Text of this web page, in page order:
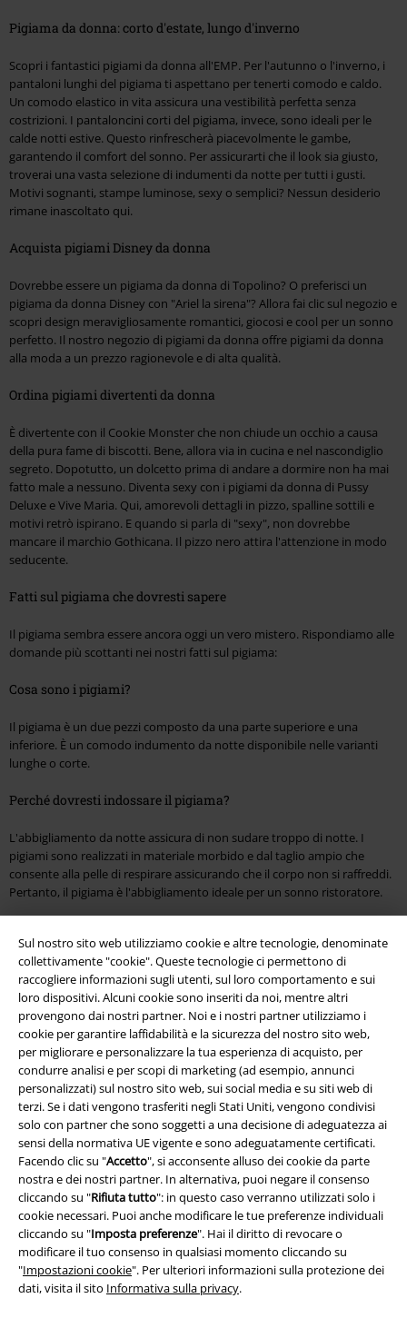
Sul nostro sito web utilizziamo cookie e altre tecnologie, denominate
collettivamente "cookie". Queste tecnologie ci permettono di
raccogliere informazioni sugli utenti, sul loro comportamento e sui
loro dispositivi. Alcuni cookie sono inseriti da noi, mentre altri
provengono dai nostri partner. Noi e i nostri partner utilizziamo i
cookie per garantire laffidabilità e la sicurezza del nostro sito web,
per migliorare e personalizzare la tua esperienza di acquisto, per
condurre analisi e per scopi di marketing (ad esempio, annunci
personalizzati) sul nostro sito web, sui social media e su siti web di
terzi. Se i dati vengono trasferiti negli Stati Uniti, vengono condivisi
solo con partner che sono soggetti a una decisione di adeguatezza ai
sensi della normativa UE vigente e sono adeguatamente certificati.
Facendo clic su "Accetto", si acconsente alluso dei cookie da parte
nostra e dei nostri partner. In alternativa, puoi negare il consenso
cliccando su "Rifiuta tutto": in questo caso verranno utilizzati solo i
cookie necessari. Puoi anche modificare le tue preferenze individuali
cliccando su "Imposta preferenze". Hai il diritto di revocare o
modificare il tuo consenso in qualsiasi momento cliccando su
"Impostazioni cookie". Per ulteriori informazioni sulla protezione dei
dati, visita il sito Informativa sulla privacy.
Pigiama da donna: corto d'estate, lungo d'inverno
Scopri i fantastici pigiami da donna all'EMP. Per l'autunno o l'inverno, i
pantaloni lunghi del pigiama ti aspettano per tenerti comodo e caldo.
Un comodo elastico in vita assicura una vestibilità perfetta senza
costrizioni. I pantaloncini corti del pigiama, invece, sono ideali per le
calde notti estive. Questo rinfrescherà piacevolmente le gambe,
garantendo il comfort del sonno. Per assicurarti che il look sia giusto,
troverai una vasta selezione di indumenti da notte per tutti i gusti.
Motivi sognanti, stampe luminose, sexy o semplici? Nessun desiderio
rimane inascoltato qui.
Acquista pigiami Disney da donna
Dovrebbe essere un pigiama da donna di Topolino? O preferisci un
pigiama da donna Disney con "Ariel la sirena"? Allora fai clic sul negozio e
scopri design meravigliosamente romantici, giocosi e cool per un sonno
perfetto. Il nostro negozio di pigiami da donna offre pigiami da donna
alla moda a un prezzo ragionevole e di alta qualità.
Ordina pigiami divertenti da donna
È divertente con il Cookie Monster che non chiude un occhio a causa
della pura fame di biscotti. Bene, allora via in cucina e nel nascondiglio
segreto. Dopotutto, un dolcetto prima di andare a dormire non ha mai
fatto male a nessuno. Diventa sexy con i pigiami da donna di Pussy
Deluxe e Vive Maria. Qui, amorevoli dettagli in pizzo, spalline sottili e
motivi retrò ispirano. E quando si parla di "sexy", non dovrebbe
mancare il marchio Gothicana. Il pizzo nero attira l'attenzione in modo
seducente.
Fatti sul pigiama che dovresti sapere
Il pigiama sembra essere ancora oggi un vero mistero. Rispondiamo alle
domande più scottanti nei nostri fatti sul pigiama:
Cosa sono i pigiami?
Il pigiama è un due pezzi composto da una parte superiore e una
inferiore. È un comodo indumento da notte disponibile nelle varianti
lunghe o corte.
Perché dovresti indossare il pigiama?
L'abbigliamento da notte assicura di non sudare troppo di notte. I
pigiami sono realizzati in materiale morbido e dal taglio ampio che
consente alla pelle di respirare assicurando che il corpo non si raffreddi.
Pertanto, il pigiama è l'abbigliamento ideale per un sonno ristoratore.
Il materiale migliore per il tuo pigiama è il puro cotone. È considerato
particolarmente delicato sulla pelle e traspirante. Inoltre, si suda meno
nel cotone rispetto ad altri materiali, il che garantisce il clima perfetto.
Ma lasetaè anche particolarmente delicata sulla pelle come fibra
naturale. Soprattutto in estate, il tessuto confortevole offre un
piacevole raffreddamento. In inverno, invece, sono adatti pigiami caldi
in spugna o flanella.
Con quale frequenza è necessario cambiare il pigiama?
Dipende interamente dal tuo benessere personale. Se sudi di più di
notte, dovresti cambiare il pigiama al massimo dopo tre giorni. Il sudore
provoca l'accumulo di batteri nel materiale, che possono puzzare
rapidamente. Idealmente, dovresti anche avere almeno un cambio di
pigiama mentre l'altro è in lavatrice.
Ordina fantastici pigiami da donna su EMP
Vuoi acquistare pigiami da donna a buon mercato? Allora
regalati i nostri modelli con stampe divertenti che ispirano. I